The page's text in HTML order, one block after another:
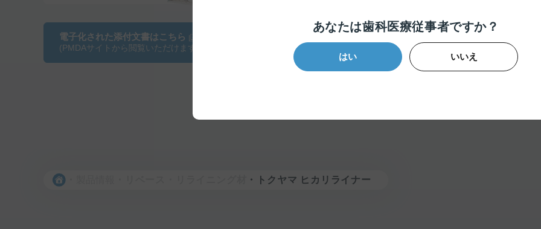
電子化された添付文書はこちら
(PMDAサイトから閲覧いただけます)
トクヤマ ヒカリライナー
あなたは歯科医療従事者ですか？
はい いいえ